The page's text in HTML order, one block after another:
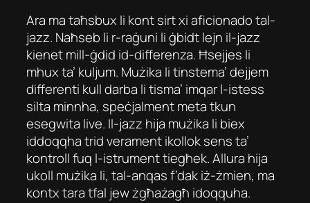
Ara ma taħsbux li kont sirt xi aficionado tal-
jazz. Naħseb li r-raġuni li ġbidt lejn il-jazz
kienet mill-ġdid id-differenza. Ħsejjes li
mhux ta’ kuljum. Mużika li tinstema’ dejjem
differenti kull darba li tisma’ imqar l-istess
silta minnha, speċjalment meta tkun
esegwita live. Il-jazz hija mużika li biex
iddoqqha trid verament ikollok sens ta’
kontroll fuq l-istrument tiegħek. Allura hija
ukoll mużika li, tal-anqas f’dak iż-żmien, ma
kontx tara tfal jew żgħażagħ idoqquha.